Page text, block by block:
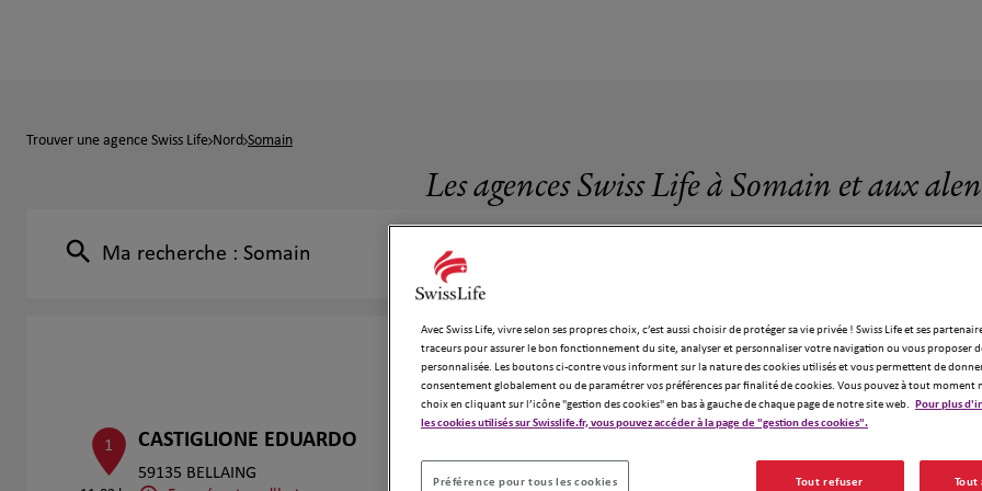
Trouver une agence Swiss Life Nord Somain
Les agences Swiss Life à Somain et aux
Ma recherche : Somain
17 agences Swiss Life à Somain
1 CASTIGLIONE EDUARDO
59135 BELLAING
Avec Swiss Life, vivre selon ses propres choix, c’est aussi choisir de protéger sa vie privée ! Swiss Life et ses
traceurs pour assurer le bon fonctionnement du site, analyser et personnaliser votre navigation ou vous proposer
personnalisée. Les boutons ci-contre vous informent sur la nature des cookies utilisés et vous permettent de
consentement globalement ou de paramétrer vos préférences par finalité de cookies. Vous pouvez à tout moment
choix en cliquant sur l’icône "gestion des cookies" en bas à gauche de chaque page de notre site web. Pour plus
les cookies utilisés sur Swisslife.fr, vous pouvez accéder à la page de "gestion des cookies".
Préférence pour tous les cookies Tout refuser